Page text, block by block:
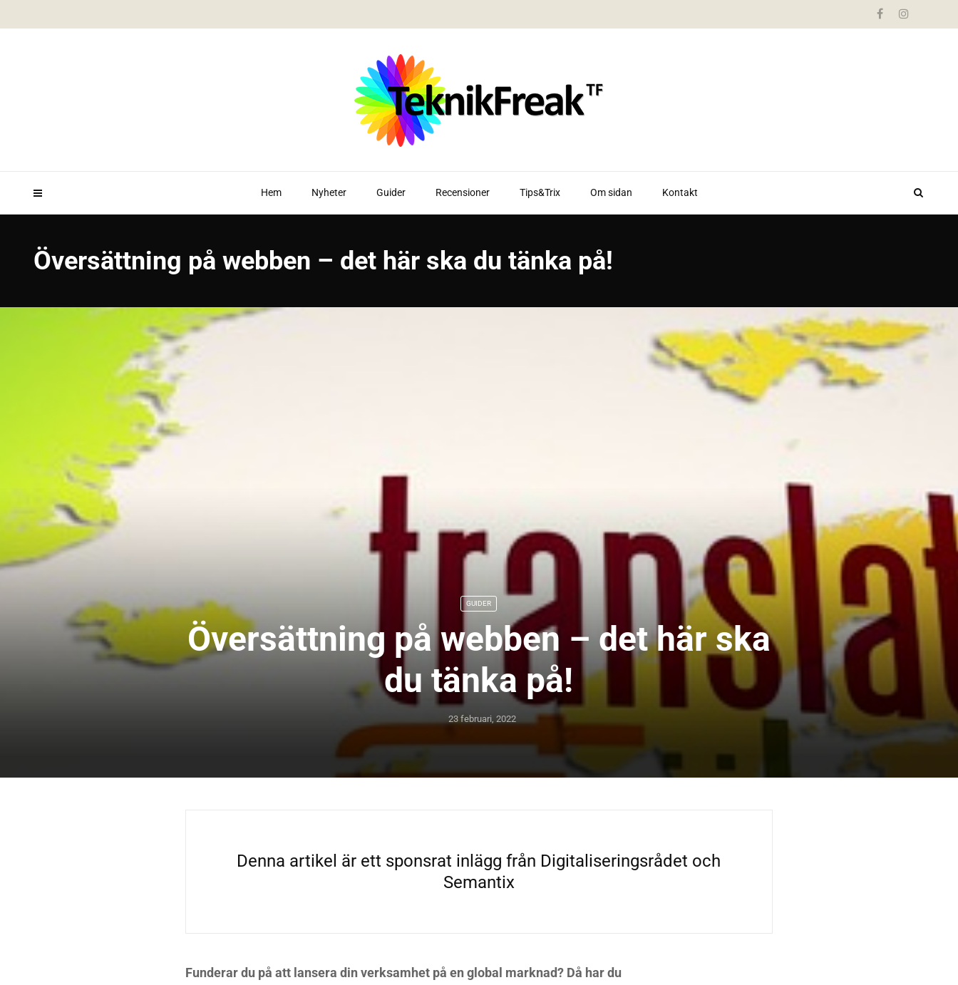
Hem Nyheter Guider Recensioner Tips&Trix Om sidan Kontakt
Översättning på webben – det här ska du tänka på!
GUIDER
Översättning på webben – det här ska
du tänka på!
23 februari, 2022
Denna artikel är ett sponsrat inlägg från Digitaliseringsrådet och
Semantix
Funderar du på att lansera din verksamhet på en global marknad? Då har du